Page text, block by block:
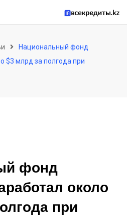
Национальный фонд
$3 млрд за полгода при
фонд
около
при